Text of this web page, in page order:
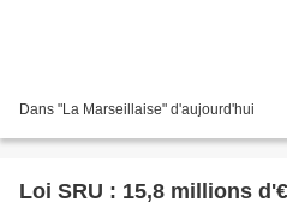
Dans "La Marseillaise" d'aujourd'hui
Loi SRU : 15,8 millions